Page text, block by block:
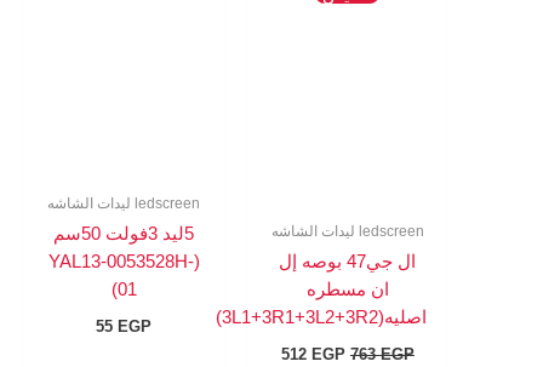
ledscreen ليدات الشاشه
ال جي47 بوصه إل
ان مسطره
اصليه(3L1+3R1+3L2+3R2)
763EGP
الأصلي
512 EGP
ledscreen ليدات الشاشه
5ليد 3فولت 50سم
(YAL13-0053528H-
01)
55 EGP